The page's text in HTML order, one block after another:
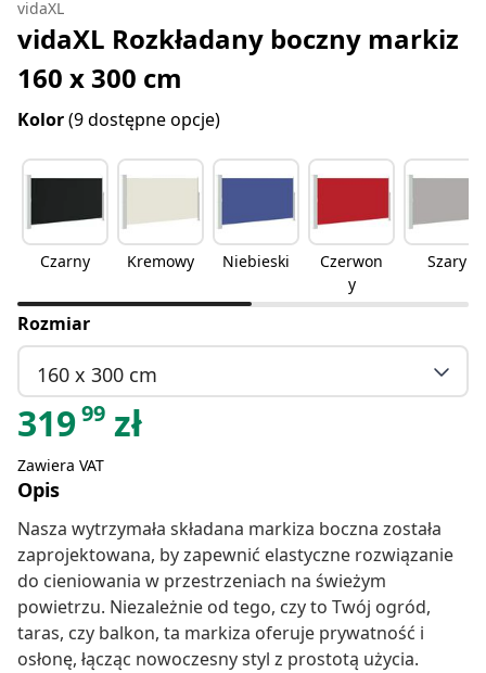
vidaXL
vidaXL Rozkładany boczny markiz
160 x 300 cm
Kolor(9 dostępne opcje)
Czarny Kremowy Niebieski
Czerwon
y
Szary
Rozmiar
160 x 300 cm
31999 zł
Zawiera VAT
Opis
Nasza wytrzymała składana markiza boczna została
zaprojektowana, by zapewnić elastyczne rozwiązanie
do cieniowania w przestrzeniach na świeżym
powietrzu. Niezależnie od tego, czy to Twój ogród,
taras, czy balkon, ta markiza oferuje prywatność i
osłonę, łącząc nowoczesny styl z prostotą użycia.